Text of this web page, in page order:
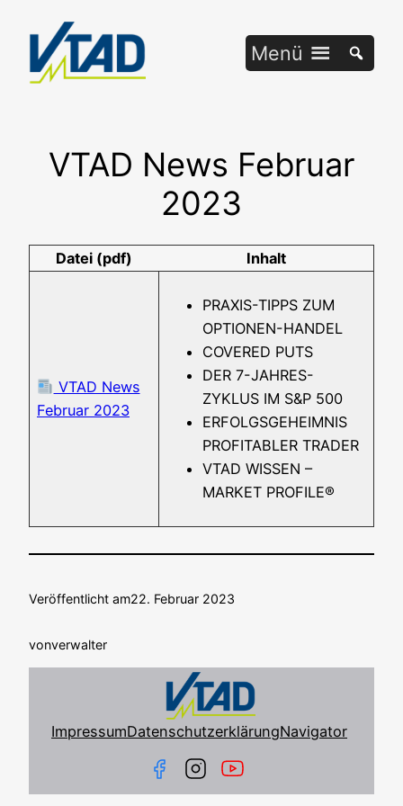
springen
Menü
VTAD News Februar
2023
Datei (pdf) Inhalt
VTAD News
Febru­ar 2023
PRAXIS-TIPPS ZUM
OPTIONEN-HANDEL
COVERED PUTS
DER 7-JAHRES-
ZYKLUS IM S&P 500
ERFOLGSGEHEIMNIS
PROFITABLER TRADER
VTAD WISSEN –
MARKET PROFILE®
Veröffentlicht am22. Februar 2023
vonverwalter
ImpressumDatenschutzerklärungNavigator